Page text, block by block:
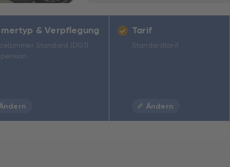
& Verpflegung
Standard (DG1)
Tarif
Standardtarif
Ändern